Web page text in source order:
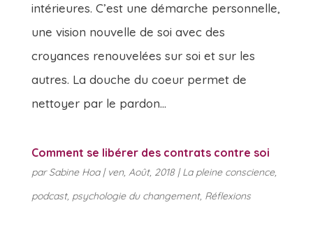
intérieures. C’est une démarche personnelle,
une vision nouvelle de soi avec des
croyances renouvelées sur soi et sur les
autres. La douche du coeur permet de
nettoyer par le pardon...
Comment se libérer des contrats contre soi
parSabine Hoa| ven, Août, 2018|La pleine conscience,
podcast, psychologie du changement, Réflexions